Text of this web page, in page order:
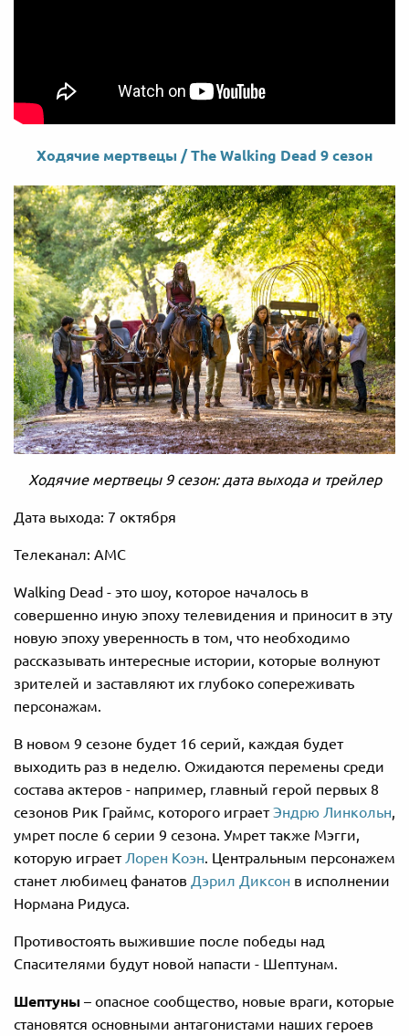
Ходячие мертвецы / The Walking Dead 9 сезон
Ходячие мертвецы 9 сезон: дата выхода и трейлер
Дата выхода: 7 октября
Телеканал: АМС
Walking Dead - это шоу, которое началось в
совершенно иную эпоху телевидения и приносит в эту
новую эпоху уверенность в том, что необходимо
рассказывать интересные истории, которые волнуют
зрителей и заставляют их глубоко сопереживать
персонажам.
В новом 9 сезоне будет 16 серий, каждая будет
выходить раз в неделю. Ожидаются перемены среди
состава актеров - например, главный герой первых 8
сезонов Рик Граймс, которого играетЭндрю Линкольн,
умрет после 6 серии 9 сезона. Умрет также Мэгги,
которую играет Лорен Коэн. Центральным персонажем
станет любимец фанатов Дэрил Диксон в исполнении
Нормана Ридуса.
Противостоять выжившие после победы над
Спасителями будут новой напасти - Шептунам.
Шептуны – опасное сообщество, новые враги, которые
становятся основными антагонистами наших героев